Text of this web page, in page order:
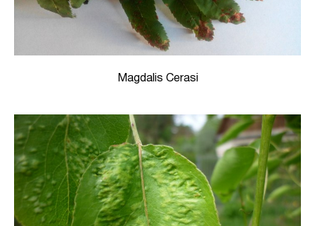
Magdalis Cerasi